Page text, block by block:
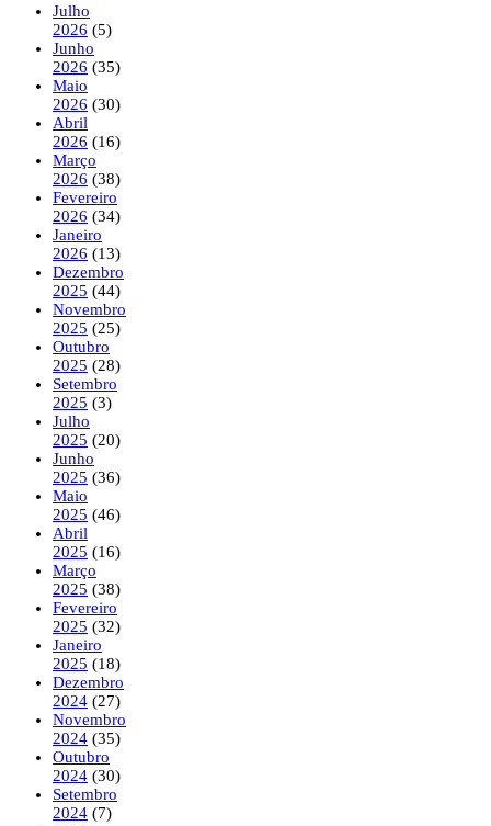
Julho
2026 (5)
Junho
2026 (35)
Maio
2026 (30)
Abril
2026 (16)
Março
2026 (38)
Fevereiro
2026 (34)
Janeiro
2026 (13)
Dezembro
2025 (44)
Novembro
2025 (25)
Outubro
2025 (28)
Setembro
2025 (3)
Julho
2025 (20)
Junho
2025 (36)
Maio
2025 (46)
Abril
2025 (16)
Março
2025 (38)
Fevereiro
2025 (32)
Janeiro
2025 (18)
Dezembro
2024 (27)
Novembro
2024 (35)
Outubro
2024 (30)
Setembro
2024 (7)